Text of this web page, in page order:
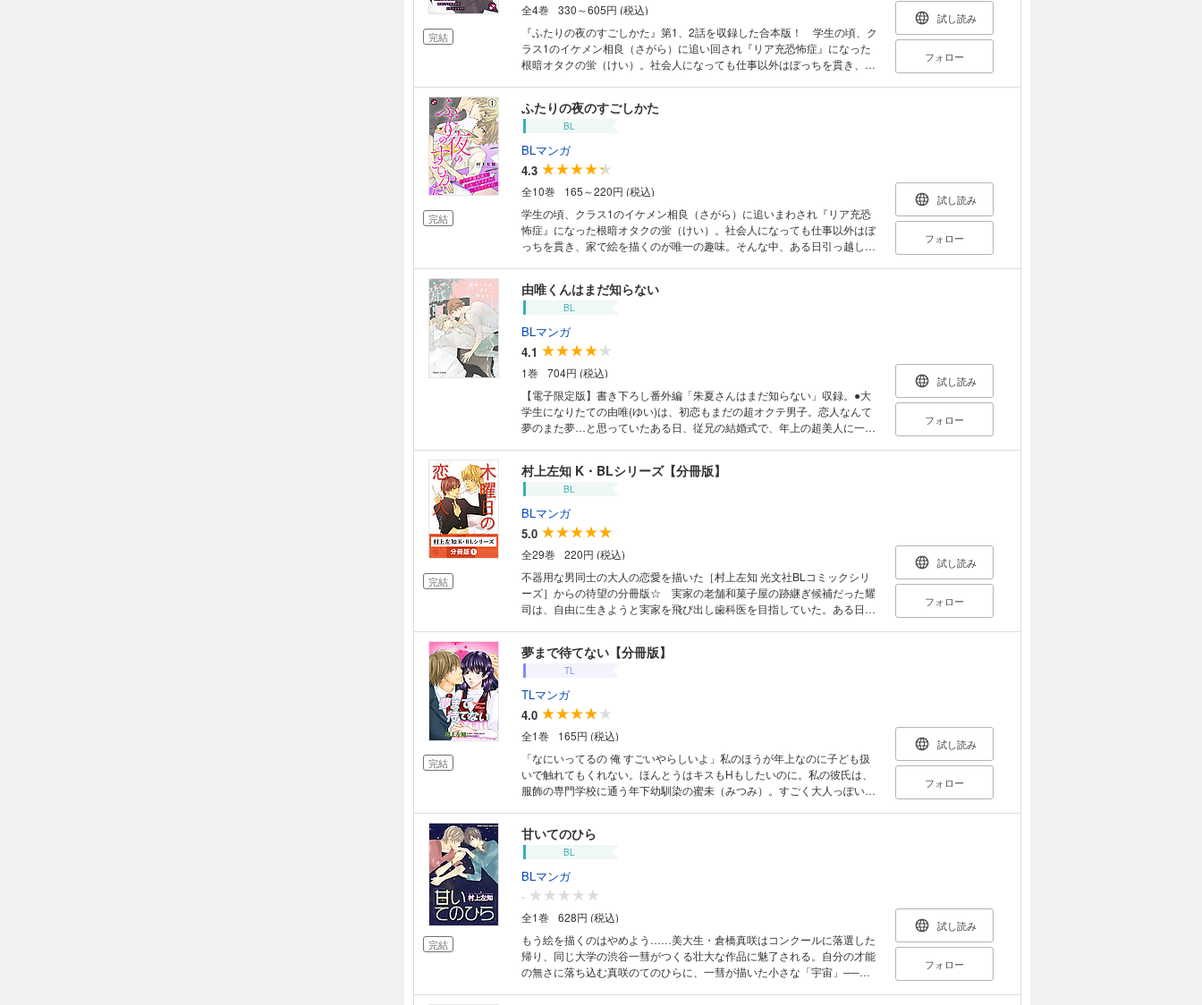
完結
全4巻
330～605円 (税込)
『ふたりの夜のすごしかた』第1、2話を収録した合本版！ 学生の頃、ク
ラス1のイケメン相良（さがら）に追い回され『リア充恐怖症』になった
根暗オタクの蛍（けい）。社会人になっても仕事以外はぼっちを貫き、家
リア充漫画家×冴えないコミュ障オタリーマンの秘密の夜の関係が始まっ
試し読み
フォロー
完結
ふたりの夜のすごしかた
BL
BLマンガ
4.3
全10巻
165～220円 (税込)
学生の頃、クラス1のイケメン相良（さがら）に追いまわされ『リア充恐
怖症』になった根暗オタクの蛍（けい）。社会人になっても仕事以外はぼ
っちを貫き、家で絵を描くのが唯一の趣味。そんな中、ある日引っ越し先
漫画家×冴えないコミュ障オタリーマンの秘密の夜の関係が始まった。
試し読み
フォロー
由唯くんはまだ知らない
BL
BLマンガ
4.1
1巻
704円 (税込)
【電子限定版】書き下ろし番外編「朱夏さんはまだ知らない」収録。●大
学生になりたての由唯(ゆい)は、初恋もまだの超オクテ男子。恋人なんて
夢のまた夢…と思っていたある日、従兄の結婚式で、年上の超美人に一目
恋愛とか向いてないから」タチネコ問わずモテる朱夏は、回りまわって恋
愛オンチと化していることが判明して…!?
試し読み
フォロー
完結
村上左知 K・BLシリーズ【分冊版】
BL
BLマンガ
5.0
全29巻
220円 (税込)
不器用な男同士の大人の恋愛を描いた［村上左知 光文社BLコミックシリ
ーズ］からの待望の分冊版☆ 実家の老舗和菓子屋の跡継ぎ候補だった耀
司は、自由に生きようと実家を飛び出し歯科医を目指していた。ある日そ
BLシリーズ 1］』にも収録されています。
試し読み
フォロー
完結
夢まで待てない【分冊版】
TL
TLマンガ
4.0
全1巻
165円 (税込)
「なにいってるの 俺 すごいやらしいよ」私のほうが年上なのに子ども扱
いで触れてもくれない。ほんとうはキスもHもしたいのに。私の彼氏は、
服飾の専門学校に通う年下幼馴染の蜜未（みつみ）。すごく大人っぽい彼
蜜未がデザインした洋服のモデルをしに、彼の家に行ったら…?
試し読み
フォロー
完結
甘いてのひら
BL
BLマンガ
-
全1巻
628円 (税込)
もう絵を描くのはやめよう……美大生・倉橋真咲はコンクールに落選した
帰り、同じ大学の渋谷一彗がつくる壮大な作品に魅了される。自分の才能
の無さに落ち込む真咲のてのひらに、一彗が描いた小さな「宇宙」──。
試し読み
フォロー